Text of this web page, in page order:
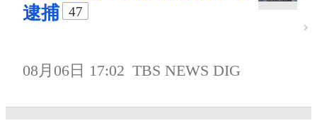
逮捕
47
08月06日 17:02 TBS NEWS DIG